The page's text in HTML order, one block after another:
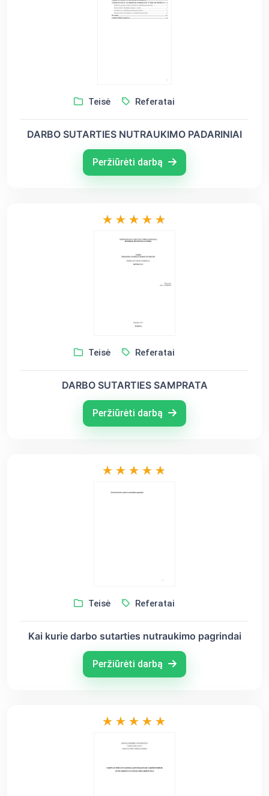
Teisė Referatai
DARBO SUTARTIES NUTRAUKIMO PADARINIAI
Peržiūrėti darbą
Teisė Referatai
DARBO SUTARTIES SAMPRATA
Peržiūrėti darbą
Teisė Referatai
Kai kurie darbo sutarties nutraukimo pagrindai
Peržiūrėti darbą